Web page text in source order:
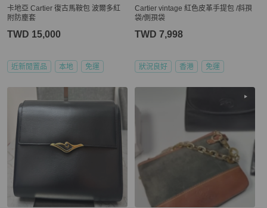
卡地亞 Cartier 復古馬鞍包 波爾多紅
附防塵套
TWD 15,000
近新閒置品 本地 免運
Cartier vintage 紅色皮革手提包 /斜孭
袋/側孭袋
TWD 7,998
狀況良好 香港 免運